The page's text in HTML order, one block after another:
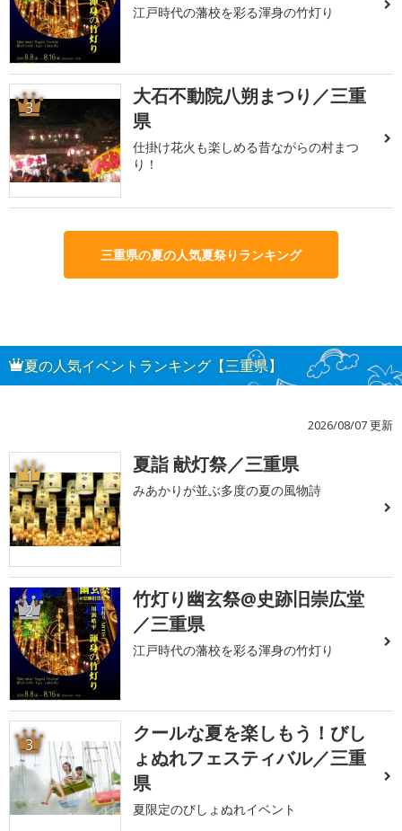
江戸時代の藩校を彩る渾身の竹灯り
3
大石不動院八朔まつり／三重
県
仕掛け花火も楽しめる昔ながらの村まつ
り！
三重県の夏の人気夏祭りランキング
夏の人気イベントランキング【三重県】
2026/08/07 更新
1 夏詣 献灯祭／三重県
みあかりが並ぶ多度の夏の風物詩
2
竹灯り幽玄祭@史跡旧崇広堂
／三重県
江戸時代の藩校を彩る渾身の竹灯り
3
クールな夏を楽しもう！びし
ょぬれフェスティバル／三重
県
夏限定のびしょぬれイベント